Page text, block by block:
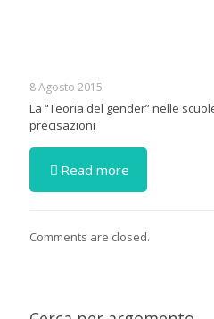
8 Agosto 2015
La “Teoria del gender” nelle
precisazioni
Read more
Comments are closed.